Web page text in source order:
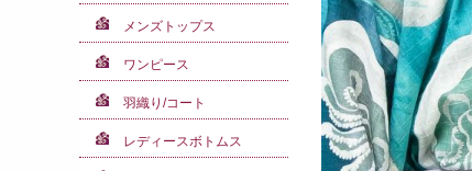
メンズトップス
ワンピース
羽織り/コート
レディースボトムス